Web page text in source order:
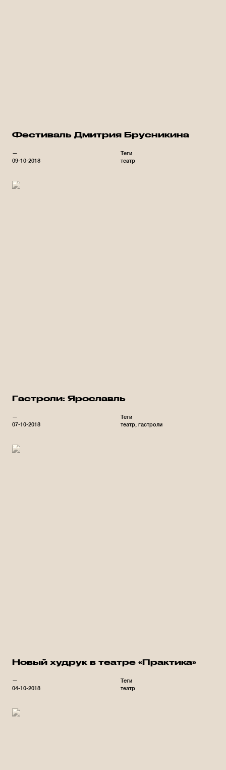
Фестиваль Дмитрия Брусникина
—
09-10-2018
Теги
театр
Гастроли: Ярославль
—
07-10-2018
Теги
театр гастроли
Новый худрук в театре «Практика»
—
04-10-2018
Теги
театр